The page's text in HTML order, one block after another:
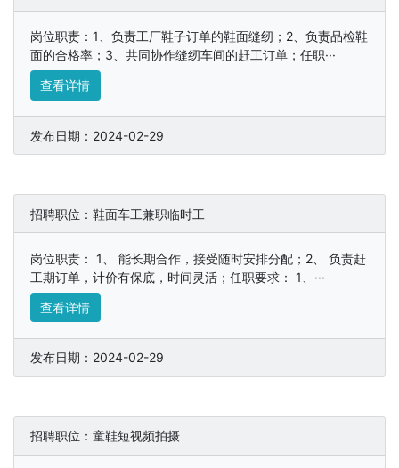
岗位职责：1、负责工厂鞋子订单的鞋面缝纫；2、负责品检鞋
面的合格率；3、共同协作缝纫车间的赶工订单；任职···
查看详情
发布日期：2024-02-29
招聘职位：鞋面车工兼职临时工
岗位职责： 1、 能长期合作，接受随时安排分配；2、 负责赶
工期订单，计价有保底，时间灵活；任职要求： 1、···
查看详情
发布日期：2024-02-29
招聘职位：童鞋短视频拍摄